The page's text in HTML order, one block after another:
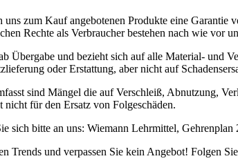
zum Kauf angebotenen Produkte eine Garantie
Rechte als Verbraucher bestehen nach wie vor
Übergabe und bezieht sich auf alle Material- und
oder Erstattung, aber nicht auf
sind Mängel die auf Verschleiß, Abnutzung,
für den Ersatz von Folgeschäden.
sich bitte an uns: Wiemann Lehrmittel,
Trends und verpassen Sie kein Angebot! Folgen